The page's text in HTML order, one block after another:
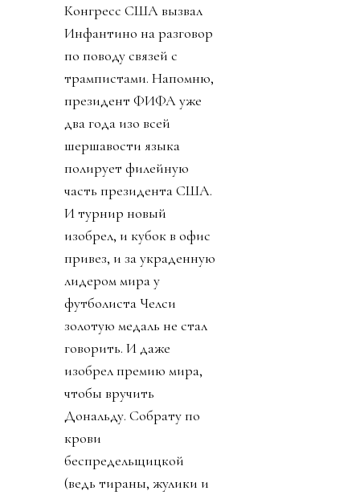
Конгресс США вызвал
Инфантино на разговор
по поводу связей с
трампистами. Напомню,
президент ФИФА уже
два года изо всей
шершавости языка
полирует филейную
часть президента США.
И турнир новый
изобрел, и кубок в офис
привез, и за украденную
лидером мира у
футболиста Челси
золотую медаль не стал
говорить. И даже
изобрел премию мира,
чтобы вручить
Дональду. Собрату по
крови
беспредельщицкой
(ведь тираны, жулики и